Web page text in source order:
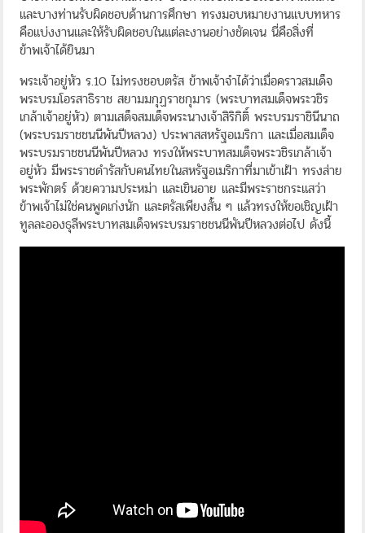
และบางท่านรับผิดชอบด้านการศึกษา ทรงมอบหมายงานแบบทหาร
คือแบ่งงานและให้รับผิดชอบในแต่ละงานอย่างชัดเจน นี่คือสิ่งที่
ข้าพเจ้าได้ยินมา
พระเจ้าอยู่หัว ร.10 ไม่ทรงชอบตรัส ข้าพเจ้าจำได้ว่าเมื่อคราวสมเด็จ
พระบรมโอรสาธิราช สยามมกุฏราชกุมาร (พระบาทสมเด็จพระวชิร
เกล้าเจ้าอยู่หัว) ตามเสด็จสมเด็จพระนางเจ้าสิริกิติ์ พระบรมราชินีนาถ
(พระบรมราชชนนีพันปีหลวง) ประพาสสหรัฐอเมริกา และเมื่อสมเด็จ
พระบรมราชชนนีพันปีหลวง ทรงให้พระบาทสมเด็จพระวชิรเกล้าเจ้า
อยู่หัว มีพระราชดำรัสกับคนไทยในสหรัฐอเมริกาที่มาเข้าเฝ้า ทรงส่าย
พระพักตร์ ด้วยความประหม่า และเขินอาย และมีพระราชกระแสว่า
ข้าพเจ้าไม่ใช่คนพูดเก่งนัก และตรัสเพียงสั้น ๆ แล้วทรงให้ขอเชิญเฝ้า
ทูลละอองธุลีพระบาทสมเด็จพระบรมราชชนนีพันปีหลวงต่อไป ดังนี้